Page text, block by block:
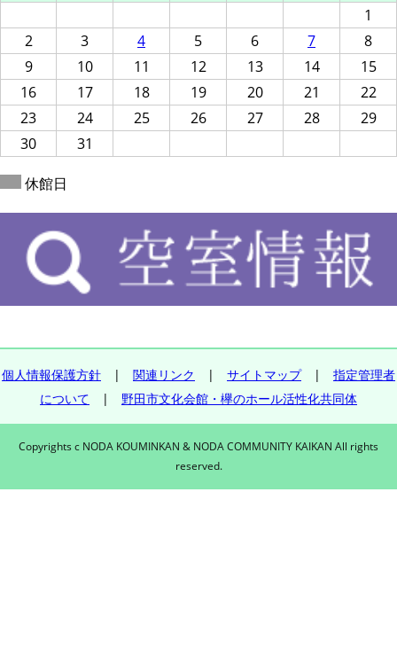
1
2
3 4 5 6 7
8
9
10 11 12 13 14
15
16
17 18 19 20 21
22
23
24 25 26 27 28
29
30
31
休館日
個人情報保護方針 | 関連リンク | サイトマップ| 指定管理者
について | 野田市文化会館・欅のホール活性化共同体
Copyrights c NODA KOUMINKAN & NODA COMMUNITY KAIKAN All rights
reserved.